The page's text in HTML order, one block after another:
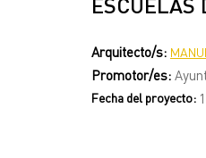
Arquitecto/s:
Promotor/es:
Fecha del proyecto: